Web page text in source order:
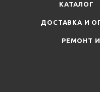
КАТАЛОГ
ДОСТАВКА И
РЕМОНТ